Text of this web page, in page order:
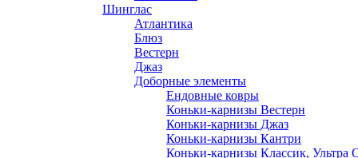
Шинглас
Атлантика
Блюз
Вестерн
Джаз
Доборные элементы
Ендовные ковры
Коньки-карнизы Вестерн
Коньки-карнизы Джаз
Коньки-карнизы Кантри
Коньки-карнизы Классик, Ультра